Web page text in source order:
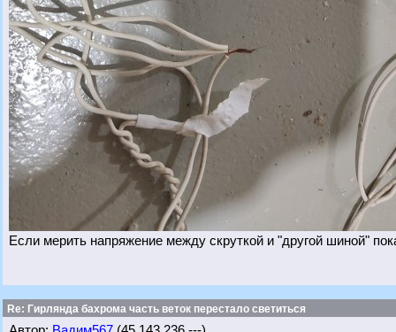
Если мерить напряжение между скруткой и "другой шиной"
Re: Гирлянда бахрома часть веток перестало светиться